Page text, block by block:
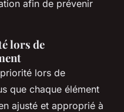
afin de prévenir
lors de
lors de
que chaque élément
ajusté et approprié à